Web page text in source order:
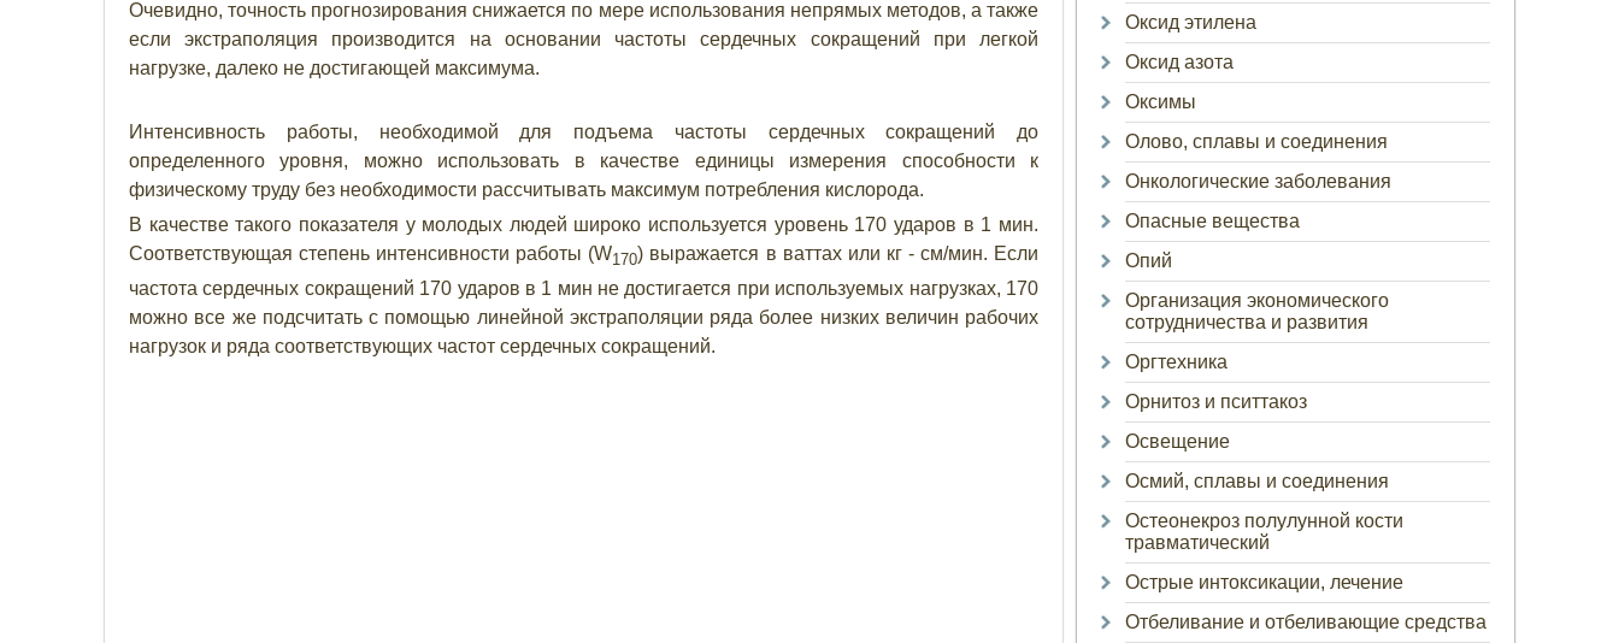
Очевидно, точность прогнозирования снижается по мере использования непрямых методов, а также
если экстраполяция производится на основании частоты сердечных сокращений при легкой
нагрузке, далеко не достигающей максимума.
Интенсивность работы, необходимой для подъема частоты сердечных сокращений до
определенного уровня, можно использовать в качестве единицы измерения способности к
физическому труду без необходимости рассчитывать максимум потребления кислорода.
В качестве такого показателя у молодых людей широко используется уровень 170 ударов в 1 мин.
Соответствующая степень интенсивности работы (W170) выражается в ваттах или кг - см/мин. Если
частота сердечных сокращений 170 ударов в 1 мин не достигается при используемых нагрузках, 170
можно все же подсчитать с помощью линейной экстраполяции ряда более низких величин рабочих
нагрузок и ряда соответствующих частот сердечных сокращений.
Оксид этилена
Оксид азота
Оксимы
Олово, сплавы и соединения
Онкологические заболевания
Опасные вещества
Опий
Организация экономического
сотрудничества и развития
Оргтехника
Орнитоз и пситтакоз
Освещение
Осмий, сплавы и соединения
Остеонекроз полулунной кости
травматический
Острые интоксикации, лечение
Отбеливание и отбеливающие средства